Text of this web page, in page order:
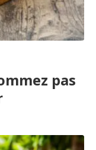
pas